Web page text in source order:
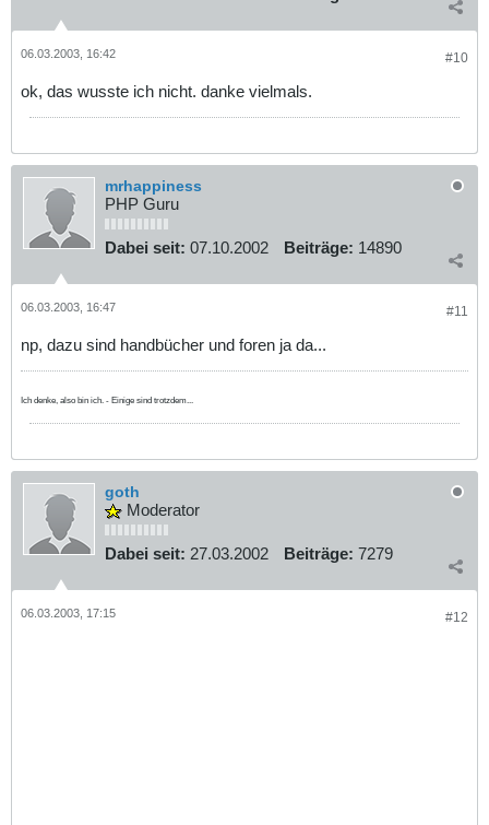
#10
06.03.2003, 16:42
ok, das wusste ich nicht. danke vielmals.
mrhappiness
PHP Guru
Dabei seit: 07.10.2002 Beiträge: 14890
#11
06.03.2003, 16:47
np, dazu sind handbücher und foren ja da...
Ich denke, also bin ich. - Einige sind trotzdem...
goth
Moderator
Dabei seit: 27.03.2002 Beiträge: 7279
#12
06.03.2003, 17:15